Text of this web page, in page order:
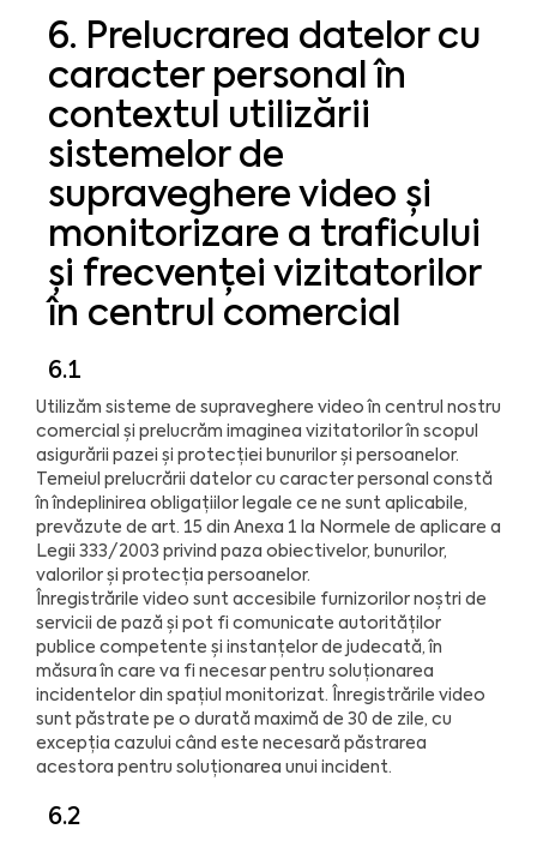
6. Prelucrarea datelor cu
caracter personal în
contextul utilizării
sistemelor de
supraveghere video și
monitorizare a traficului
și frecvenței vizitatorilor
în centrul comercial
6.1
Utilizăm sisteme de supraveghere video în centrul nostru
comercial și prelucrăm imaginea vizitatorilor în scopul
asigurării pazei și protecției bunurilor și persoanelor.
Temeiul prelucrării datelor cu caracter personal constă
în îndeplinirea obligațiilor legale ce ne sunt aplicabile,
prevăzute de art. 15 din Anexa 1 la Normele de aplicare a
Legii 333/2003 privind paza obiectivelor, bunurilor,
valorilor și protecția persoanelor.
Înregistrările video sunt accesibile furnizorilor noștri de
servicii de pază și pot fi comunicate autorităților
publice competente și instanțelor de judecată, în
măsura în care va fi necesar pentru soluționarea
incidentelor din spațiul monitorizat. Înregistrările video
sunt păstrate pe o durată maximă de 30 de zile, cu
excepția cazului când este necesară păstrarea
acestora pentru soluționarea unui incident.
6.2